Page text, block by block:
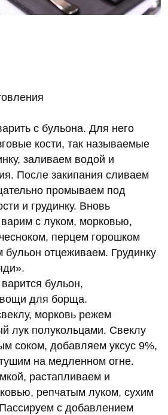
с бульона. Для него
кости, так называемые
заливаем водой и
После закипания сливаем
промываем под
и грудинку. Вновь
с луком, морковью,
перцем горошком
бульон отцеживаем. Грудинку
бульон,
для борща.
морковь режем
лук полукольцами. Свеклу
соком, добавляем уксус 9%,
на медленном огне.
растапливаем и
репчатым луком, сухим
с добавлением